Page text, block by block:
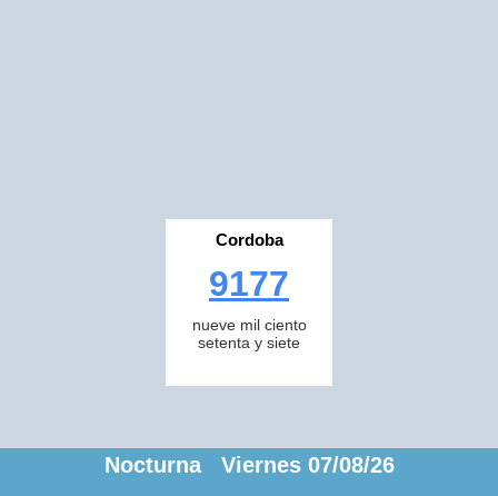
Cordoba
9177
nueve mil ciento
setenta y siete
Nocturna Viernes 07/08/26